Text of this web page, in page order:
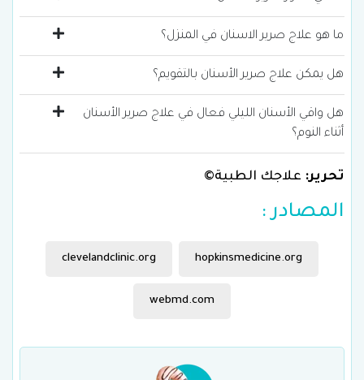
ما هو علاج صرير الاسنان في المنزل؟
هل يمكن علاج صرير الأسنان بالتقويم؟
هل واقي الأسنان الليلي فعال في علاج صرير الأسنان
أثناء النوم؟
تحرير: علاجك الطبية©
المصادر :
hopkinsmedicine.org
clevelandclinic.org
webmd.com